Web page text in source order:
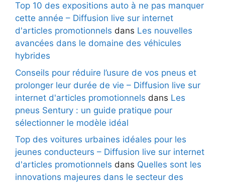
Top 10 des expositions auto à ne pas manquer
cette année – Diffusion live sur internet
d'articles promotionnels dans Les nouvelles
avancées dans le domaine des véhicules
hybrides
Conseils pour réduire l’usure de vos pneus et
prolonger leur durée de vie – Diffusion live sur
internet d'articles promotionnels dans Les
pneus Sentury : un guide pratique pour
sélectionner le modèle idéal
Top des voitures urbaines idéales pour les
jeunes conducteurs – Diffusion live sur internet
d'articles promotionnels dans Quelles sont les
innovations majeures dans le secteur des